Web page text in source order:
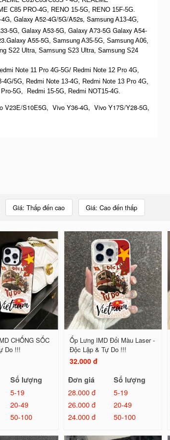
C85 PRO-4G, RENO 15-5G, RENO 15F-5G.
Galaxy A52-4G/5G/A52s, Samsung A13-4G,
5G, Galaxy A53-5G, Galaxy A73-5G Galaxy A54-
A55-5G, Samsung A35-5G, Samsung A06,
S22 Ultra, Samsung S23 Ultra, Samsung S24
Note 11 Pro 4G-5G/ Redmi Note 12 Pro 4G,
5G, Redmi Note 13-4G, Redmi Note 13 Pro 4G,
5G, Redmi 15-5G, Redmi NOT15-4G.
V23E/S10E5G, Vivo Y36-4G, Vivo Y17S/Y28-5G,
Giá: Thấp đến cao Giá: Cao đến thấp
CHỐNG SỐC
Do !!!
Số lượng
5-19
20-49
50-100
Ốp Lưng IMD Đổi Màu Laser -
Độc Lập & Tự Do !!!
32.000 đ
Đơn giá
Số lượng
28.000 đ
5-19
26.000 đ
20-49
24.000 đ
50-100